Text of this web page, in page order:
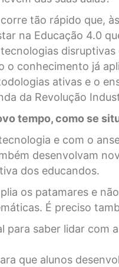
tão rápido que,
na Educação 4.0
o conhecimento já
ativas e o
da Revolução
tempo, como se
e com o
desenvolvam
dos educandos.
os patamares e
É preciso
para saber lidar com
que alunos